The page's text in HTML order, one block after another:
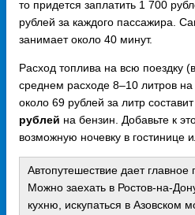
то придется заплатить 1 700
рублей за каждого пассажира.
занимает около 40 минут.
Расход топлива на всю поездку
среднем расходе 8–10 литров
около 69 рублей за литр
рублей на бензин. Добавьте к
возможную ночевку в гостинице
Автопутешествие дает
Можно заехать в Ростов-на-
кухню, искупаться в Азовском